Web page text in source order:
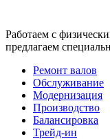
Работаем с
предлагаем
Ремонт валов
Обслуживание
Модернизация
Производство
Балансировка
Трейд-ин